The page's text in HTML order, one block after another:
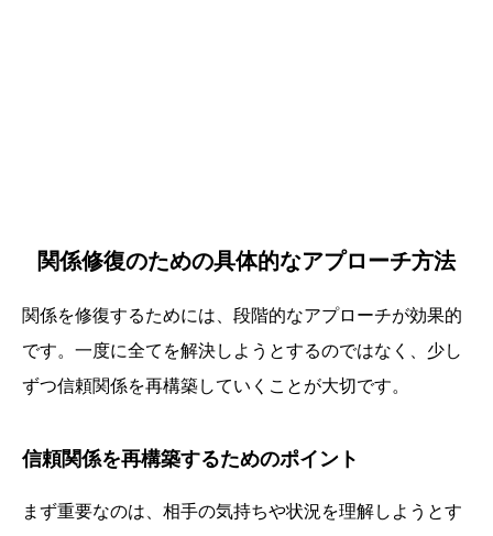
関係修復のための具体的なアプローチ方法
関係を修復するためには、段階的なアプローチが効果的
です。一度に全てを解決しようとするのではなく、少し
ずつ信頼関係を再構築していくことが大切です。
信頼関係を再構築するためのポイント
まず重要なのは、相手の気持ちや状況を理解しようとす